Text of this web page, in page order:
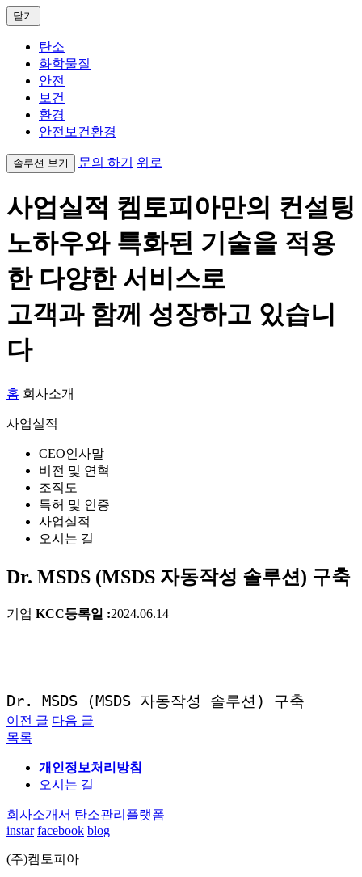
닫기
탄소
화학물질
안전
보건
환경
안전보건환경
솔루션 보기 문의 하기 위로
사업실적 켐토피아만의 컨설팅
노하우와 특화된 기술을 적용
한 다양한 서비스로
고객과 함께 성장하고 있습니
다
홈 회사소개
사업실적
CEO인사말
비전 및 연혁
조직도
특허 및 인증
사업실적
오시는 길
Dr. MSDS (MSDS 자동작성 솔루션) 구축
기업 KCC등록일 :2024.06.14
Dr. MSDS (MSDS 자동작성 솔루션) 구축
이전 글 다음 글
목록
개인정보처리방침
오시는 길
회사소개서 탄소관리플랫폼
instar facebook blog
(주)켐토피아